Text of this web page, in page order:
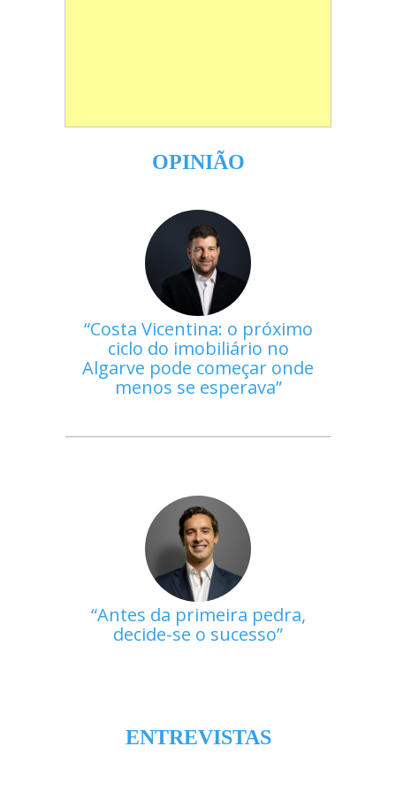
OPINIÃO
Costa Vicentina: o próximo
ciclo do imobiliário no
Algarve pode começar onde
menos se esperava
Antes da primeira pedra,
decide-se o sucesso
ENTREVISTAS